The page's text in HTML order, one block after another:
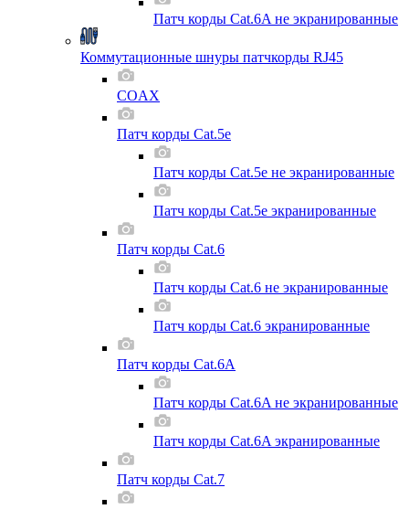
Патч корды Cat.6A не экранированные
Коммутационные шнуры патчкорды RJ45
COAX
Патч корды Cat.5e
Патч корды Cat.5e не экранированные
Патч корды Cat.5e экранированные
Патч корды Cat.6
Патч корды Cat.6 не экранированные
Патч корды Cat.6 экранированные
Патч корды Cat.6A
Патч корды Cat.6A не экранированные
Патч корды Cat.6A экранированные
Патч корды Cat.7